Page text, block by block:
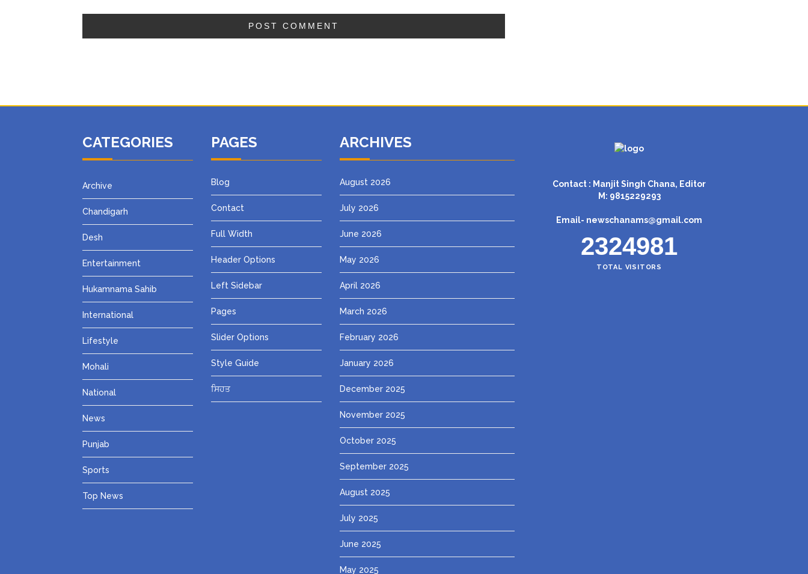
CATEGORIES
Archive
Chandigarh
Desh
Entertainment
Hukamnama Sahib
International
Lifestyle
Mohali
National
News
Punjab
Sports
Top News
PAGES
Blog
Contact
Full Width
Header Options
Left Sidebar
Pages
Slider Options
Style Guide
ਸਿਹਤ
ARCHIVES
August 2026
July 2026
June 2026
May 2026
April 2026
March 2026
February 2026
January 2026
December 2025
November 2025
October 2025
September 2025
August 2025
July 2025
June 2025
May 2025
Contact : Manjit Singh Chana, Editor
M: 9815229293
Email- newschanams@gmail.com
2324981
TOTAL VISITORS